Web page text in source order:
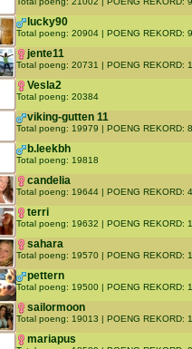
lucky90
Total poeng: 20904 | POENG REKORD:
jente11
Total poeng: 20731 | POENG REKORD:
Vesla2
Total poeng: 20384
viking-gutten 11
Total poeng: 19979 | POENG REKORD:
b.leekbh
Total poeng: 19818
candelia
Total poeng: 19644 | POENG REKORD:
terri
Total poeng: 19632 | POENG REKORD:
sahara
Total poeng: 19570 | POENG REKORD:
pettern
Total poeng: 19500 | POENG REKORD:
sailormoon
Total poeng: 19013 | POENG REKORD:
mariapus